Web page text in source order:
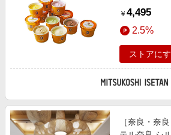
家電・PC・スマホ・カメラ
エンタメ
スポーツ・アウトドア・ゴルフ
旅行・レジャー・ホテル予約
生活・お役立ち
楽天ペイ導入ストア
楽天サービス特集
わくわく夏特集
Apple公式サイト×楽天カード分割払い
Qoo10メガポ
【三越伊勢丹
￥ 4,495
2.5%
ストアに
［奈良・奈